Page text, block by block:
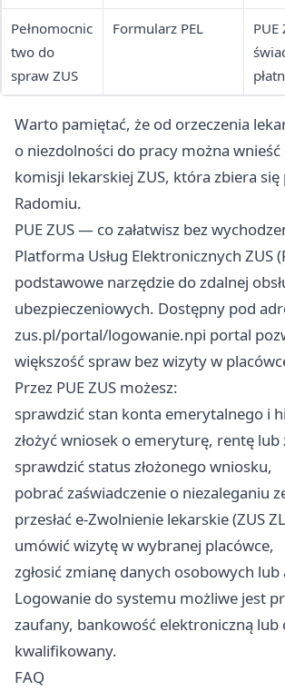
Pełnomocnic
two do
spraw ZUS
Formularz PEL
PUE
Warto pamiętać, że od orzeczenia
o niezdolności do pracy można
komisji lekarskiej ZUS, która zbiera
Radomiu.
PUE ZUS — co załatwisz bez
Platforma Usług Elektronicznych ZUS
podstawowe narzędzie do zdalnej
ubezpieczeniowych. Dostępny pod
zus.pl/portal/logowanie.npi portal
większość spraw bez wizyty w
Przez PUE ZUS możesz:
sprawdzić stan konta emerytalnego i
złożyć wniosek o emeryturę, rentę lub
sprawdzić status złożonego wniosku,
pobrać zaświadczenie o niezaleganiu
przesłać e-Zwolnienie lekarskie (ZUS
umówić wizytę w wybranej placówce,
zgłosić zmianę danych osobowych
Logowanie do systemu możliwe jest
zaufany, bankowość elektroniczną
kwalifikowany.
FAQ